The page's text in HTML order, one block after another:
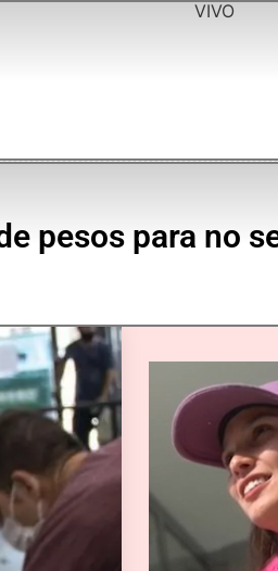
VIVO
pesos para no